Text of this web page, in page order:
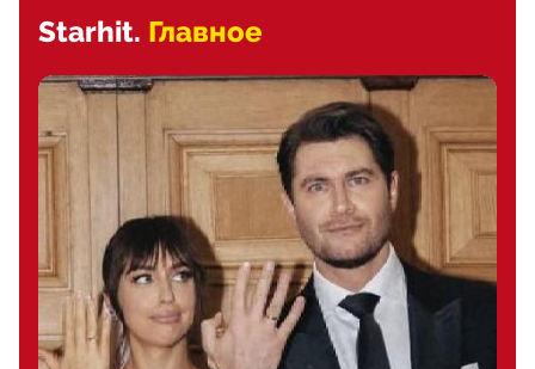
Starhit. Главное